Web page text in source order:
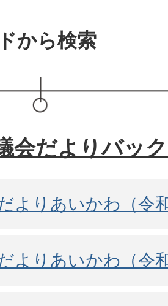
から検索
会だよりバッ
よりあいかわ（令
よりあいかわ（令